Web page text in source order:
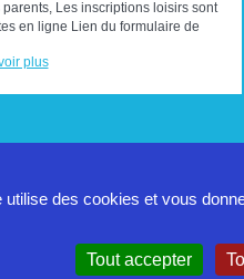
parents, Les inscriptions loisirs sont
en ligne Lien du formulaire de
d'i...
plus
Mentions légales
utilise des cookies et vous
Tout accepter